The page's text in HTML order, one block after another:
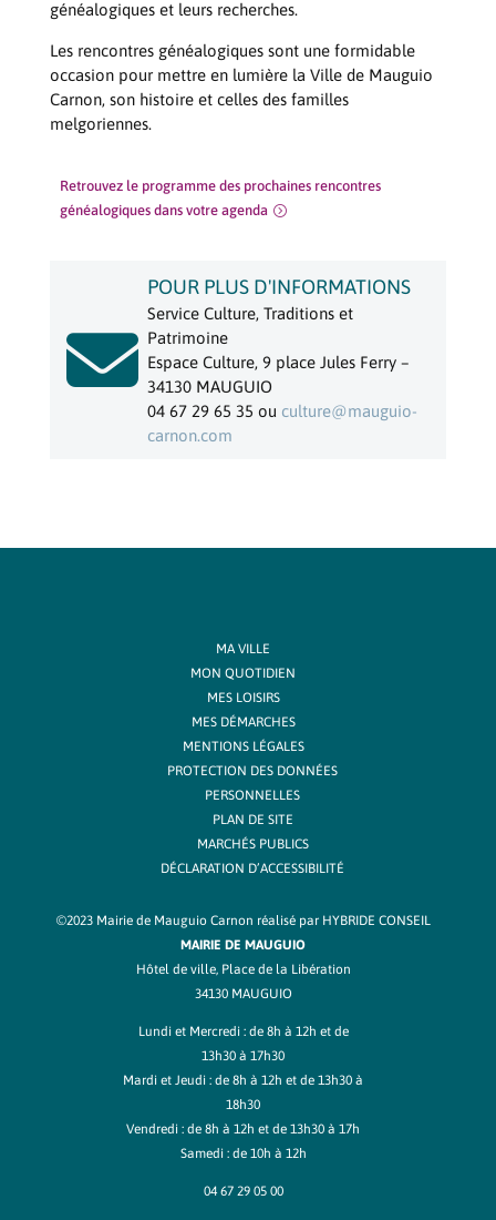
généalogiques et leurs recherches.
Les rencontres généalogiques sont une formidable
occasion pour mettre en lumière la Ville de Mauguio
Carnon, son histoire et celles des familles
melgoriennes.
Retrouvez le programme des prochaines rencontres
généalogiques dans votre agenda

POUR PLUS D'INFORMATIONS
Service Culture, Traditions et
Patrimoine
Espace Culture, 9 place Jules Ferry –
34130 MAUGUIO
04 67 29 65 35 ou culture@mauguio-
carnon.com
MA VILLE
MON QUOTIDIEN
MES LOISIRS
MES DÉMARCHES
MENTIONS LÉGALES
PROTECTION DES DONNÉES
PERSONNELLES
PLAN DE SITE
MARCHÉS PUBLICS
DÉCLARATION D’ACCESSIBILITÉ
©2023 Mairie de Mauguio Carnon réalisé par HYBRIDE CONSEIL
MAIRIE DE MAUGUIO
Hôtel de ville, Place de la Libération
34130 MAUGUIO
Lundi et Mercredi : de 8h à 12h et de
13h30 à 17h30
Mardi et Jeudi : de 8h à 12h et de 13h30 à
18h30
Vendredi : de 8h à 12h et de 13h30 à 17h
Samedi : de 10h à 12h
04 67 29 05 00